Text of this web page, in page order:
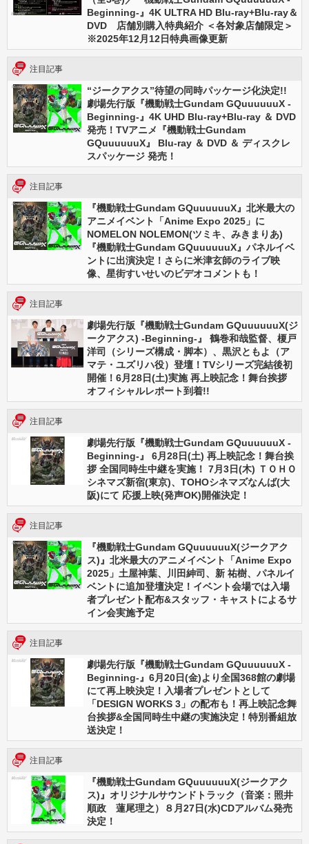
Beginning-』4K ULTRA HD Blu-ray+Blu-ray＆
DVD 店舗別購入特典紹介 ＜各対象店舗限定＞
※2025年12月12日特典画像更新
注目記事
“ジークアクス”待望の同時パッケージ化決定!!
劇場先行版『機動戦士Gundam GQuuuuuuX -
Beginning-』4K UHD Blu-ray+Blu-ray ＆ DVD
発売！TVアニメ『機動戦士Gundam
GQuuuuuuX』 Blu-ray ＆ DVD ＆ ディスクレ
スパッケージ 発売！
注目記事
『機動戦士Gundam GQuuuuuuX』北米最大の
アニメイベント「Anime Expo 2025」に
NOMELON NOLEMON(ツミキ、みきまりあ)
『機動戦士Gundam GQuuuuuuX』パネルイベ
ントに出演決定！さらに米津玄師のライブ映
像、星街すいせいのビデオコメントも！
注目記事
劇場先行版『機動戦士Gundam GQuuuuuuX(ジ
ークアクス) -Beginning-』 鶴巻和哉監督、榎戸
洋司（シリーズ構成・脚本）、黒沢ともよ（ア
マテ・ユズリハ役）登壇！TVシリーズ完結後初
開催！6月28日(土)実施 再上映記念！舞台挨拶
オフィシャルレポート到着!!
注目記事
劇場先行版『機動戦士Gundam GQuuuuuuX -
Beginning-』 6月28日(土) 再上映記念！舞台挨
拶 全国同時生中継を実施！ 7月3日(木) ＴＯＨＯ
シネマズ新宿(東京)、TOHOシネマズなんば(大
阪)にて 応援上映(発声OK)開催決定！
注目記事
『機動戦士Gundam GQuuuuuuX(ジークアク
ス)』北米最大のアニメイベント「Anime Expo
2025」土屋神葉、川田紳司、新 祐樹、パネルイ
ベントに追加登壇決定！イベント会場では入場
者プレゼント配布&スタッフ・キャストによるサ
イン会実施予定
注目記事
劇場先行版『機動戦士Gundam GQuuuuuuX -
Beginning-』6月20日(金)より全国368館の劇場
にて再上映決定！入場者プレゼントとして
「DESIGN WORKS 3」の配布も！再上映記念舞
台挨拶&全国同時生中継の実施決定！特別番組放
送決定！
注目記事
『機動戦士Gundam GQuuuuuuX(ジークアク
ス)』オリジナルサウンドトラック（音楽：照井
順政 蓮尾理之）８月27日(水)CDアルバム発売
決定！